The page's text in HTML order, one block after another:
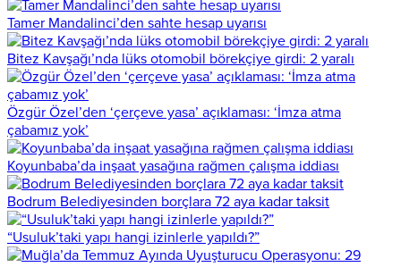
Tamer Mandalinci’den sahte hesap uyarısı
Bitez Kavşağı’nda lüks otomobil börekçiye girdi: 2 yaralı
Özgür Özel’den ‘çerçeve yasa’ açıklaması: ‘İmza atma
çabamız yok’
Koyunbaba’da inşaat yasağına rağmen çalışma iddiası
Bodrum Belediyesinden borçlara 72 aya kadar taksit
“Usuluk’taki yapı hangi izinlerle yapıldı?”